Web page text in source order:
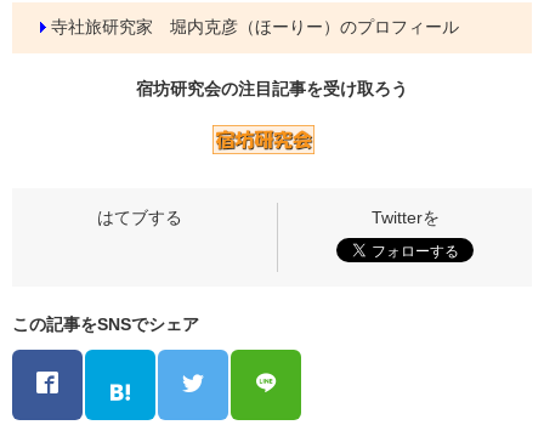
寺社旅研究家 堀内克彦（ほーりー）のプロフィール
宿坊研究会の注目記事を受け取ろう
この記事をSNSでシェア